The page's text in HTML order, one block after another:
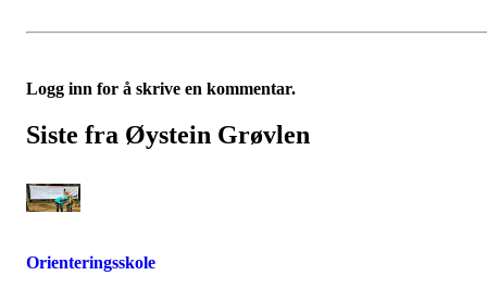
Logg inn for å skrive en kommentar.
Siste fra Øystein Grøvlen
Orienteringsskole